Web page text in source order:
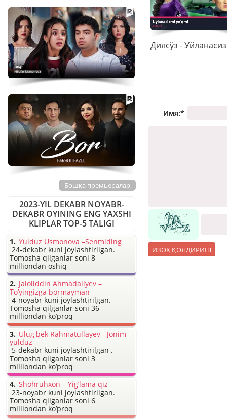
Имя:*
Бошқа премьералар
2023-YIL DEKABR NOYABR-
DEKABR OYINING ENG YAXSHI
KLIPLAR TOP-5 TALIGI
Yulduz Usmonova –Senmiding
24-dekabr kuni joylashtirilgan.
Tomosha qilganlar soni 8
milliondan oshiq
Jaloliddin Ahmadaliyev –
To’yingizga bormayman
4-noyabr kuni joylashtirilgan.
Tomosha qilganlar soni 36
milliondan ko’proq
Ulug'bek Rahmatullayev - Jonim
yulduz
5-dekabr kuni joylashtirilgan .
Tomosha qilganlar soni 3
milliondan ko’proq
Shohruhxon – Yig’lama qiz
23-noyabr kuni joylashtirilgan.
Tomosha qilganlar soni 6
milliondan ko’proq